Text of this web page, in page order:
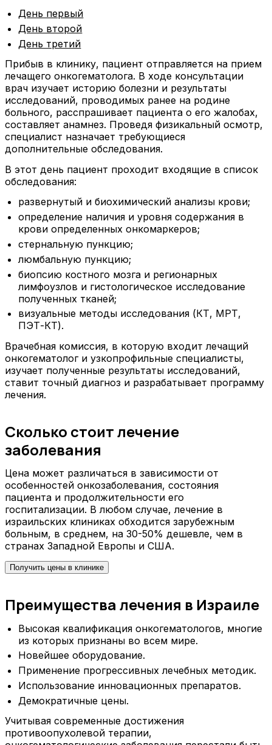
День первый
День второй
День третий
Прибыв в клинику, пациент отправляется на прием
лечащего онкогематолога. В ходе консультации
врач изучает историю болезни и результаты
исследований, проводимых ранее на родине
больного, расспрашивает пациента о его жалобах,
составляет анамнез. Проведя физикальный осмотр,
специалист назначает требующиеся
дополнительные обследования.
В этот день пациент проходит входящие в список
обследования:
развернутый и биохимический анализы крови;
определение наличия и уровня содержания в
крови определенных онкомаркеров;
стернальную пункцию;
люмбальную пункцию;
биопсию костного мозга и регионарных
лимфоузлов и гистологическое исследование
полученных тканей;
визуальные методы исследования (КТ, МРТ,
ПЭТ-КТ).
Врачебная комиссия, в которую входит лечащий
онкогематолог и узкопрофильные специалисты,
изучает полученные результаты исследований,
ставит точный диагноз и разрабатывает программу
лечения.
Сколько стоит лечение
заболевания
Цена может различаться в зависимости от
особенностей онкозаболевания, состояния
пациента и продолжительности его
госпитализации. В любом случае, лечение в
израильских клиниках обходится зарубежным
больным, в среднем, на 30-50% дешевле, чем в
странах Западной Европы и США.
Получить цены в клинике
Преимущества лечения в Израиле
Высокая квалификация онкогематологов, многие
из которых признаны во всем мире.
Новейшее оборудование.
Применение прогрессивных лечебных методик.
Использование инновационных препаратов.
Демократичные цены.
Учитывая современные достижения
противоопухолевой терапии,